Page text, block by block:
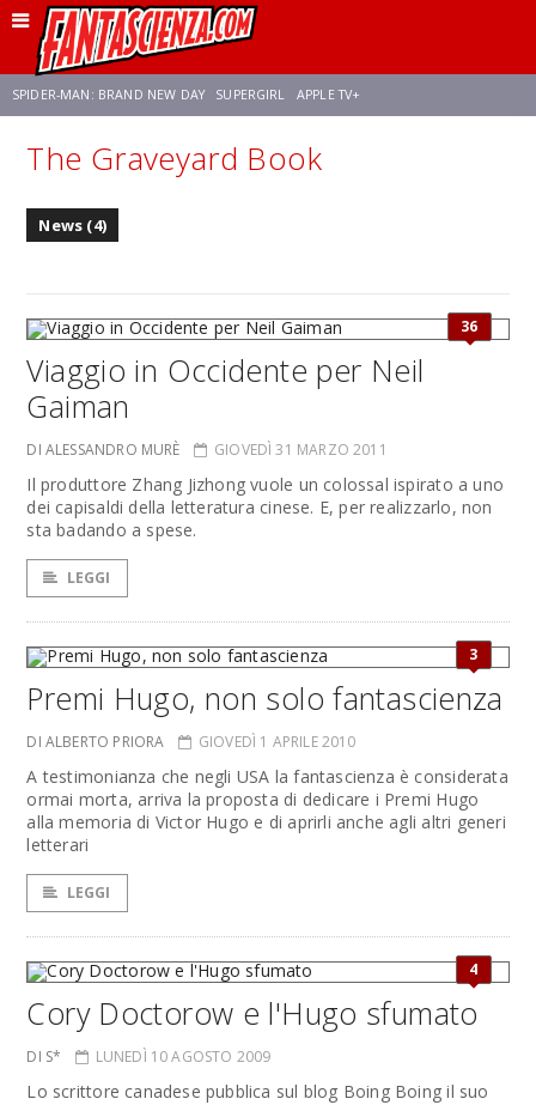
SPIDER-MAN: BRAND NEW DAY SUPERGIRL APPLE TV+
FRANCO RICCIARDIELLO ZENDAYA AVENGERS: DOOMSDAY
The Graveyard Book
News (4)
36
Viaggio in Occidente per Neil
Gaiman
DI ALESSANDRO MURÈ GIOVEDÌ 31 MARZO 2011
Il produttore Zhang Jizhong vuole un colossal ispirato a uno
dei capisaldi della letteratura cinese. E, per realizzarlo, non
sta badando a spese.
LEGGI
3
Premi Hugo, non solo fantascienza
DI ALBERTO PRIORA GIOVEDÌ 1 APRILE 2010
A testimonianza che negli USA la fantascienza è considerata
ormai morta, arriva la proposta di dedicare i Premi Hugo
alla memoria di Victor Hugo e di aprirli anche agli altri generi
letterari
LEGGI
4
Cory Doctorow e l'Hugo sfumato
DI S* LUNEDÌ 10 AGOSTO 2009
Lo scrittore canadese pubblica sul blog Boing Boing il suo